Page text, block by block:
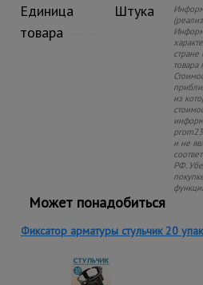
Единица
товара
Штука
товара
из
и не
РФ.
Может понадобиться
Фиксатор арматуры стульчик 20